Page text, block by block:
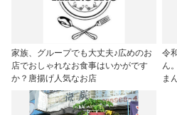
家族、グループでも大丈夫♪広めのお
店でおしゃれなお食事はいかがです
か？唐揚げ人気なお店
令
ん
ま